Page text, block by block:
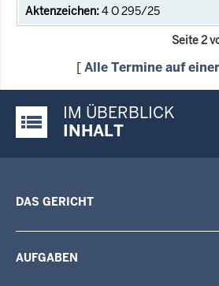
4 O 295/25
Seite 2
[Alle Termine auf
Justiz-Portal im Überblick:
IM ÜBERBLICK
INHALT
DAS GERICHT
AUFGABEN